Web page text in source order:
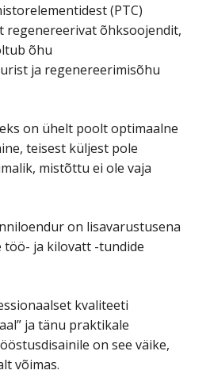
(PTC)
regenereerivat õhksoojendit,
õhu
ja regenereerimisõhu
on ühelt poolt optimaalne
teisest küljest pole
mistõttu ei ole vaja
on lisavarustusena
töö- ja kilovatt -tundide
kvaliteeti
ja tänu praktikale
on see väike,
võimas.